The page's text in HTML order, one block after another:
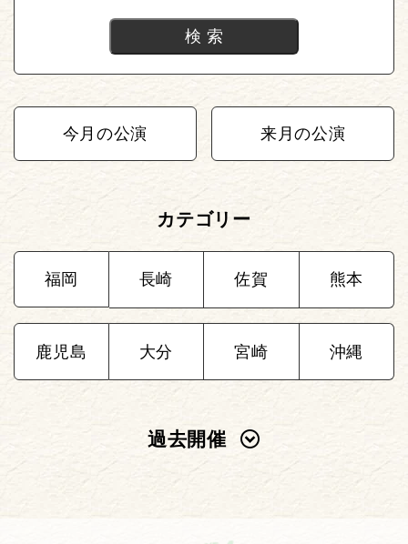
今月の公演 来月の公演
カテゴリー
福岡 長崎 佐賀 熊本
鹿児島 大分 宮崎 沖縄
過去開催